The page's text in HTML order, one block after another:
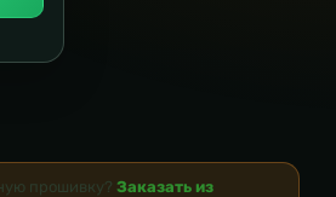
прошивку? Заказать из